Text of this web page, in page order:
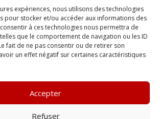
expériences, nous utilisons des technologies
pour stocker et/ou accéder aux informations des
à ces technologies nous permettra de
que le comportement de navigation ou les ID
fait de ne pas consentir ou de retirer son
un effet négatif sur certaines caractéristiques
Accepter
Refuser
Relais